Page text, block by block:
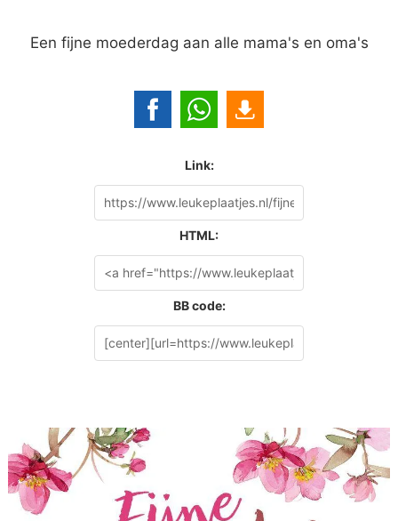
Een fijne moederdag aan alle mama's en oma's
Link:
HTML:
BB code: